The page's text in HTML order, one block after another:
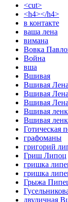
<cut>
<h4></h4>
в контакте
ваша лена
вимана
Вовка
Война
вша
Вшивая
Вшивая Лена
Вшивая
Вшивая
Вшивая
Вшивая
Готическая
графоманы
григорий
Гриш Липоц
гришка
гришка
Грыжа
двуличная